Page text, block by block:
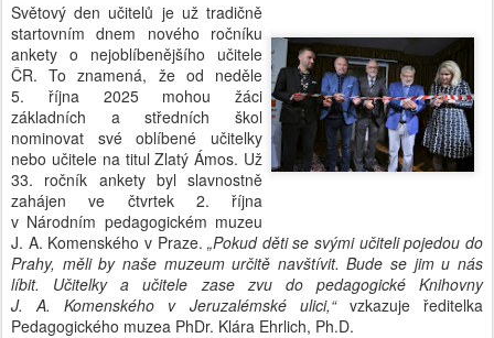
Světový den učitelů je už tradičně
startovním dnem nového ročníku
ankety o nejoblíbenějšího učitele
ČR. To znamená, že od neděle
5. října 2025 mohou žáci
základních a středních škol
nominovat své oblíbené učitelky
nebo učitele na titul Zlatý Ámos. Už
33. ročník ankety byl slavnostně
zahájen ve čtvrtek 2. října
v Národním pedagogickém muzeu
J. A. Komenského v Praze.„Pokud děti se svými učiteli pojedou do
Prahy, měli by naše muzeum určitě navštívit. Bude se jim u nás
líbit. Učitelky a učitele zase zvu do pedagogické Knihovny
J. A. Komenského v Jeruzalémské ulici,“vzkazuje ředitelka
Pedagogického muzea PhDr. Klára Ehrlich, Ph.D.